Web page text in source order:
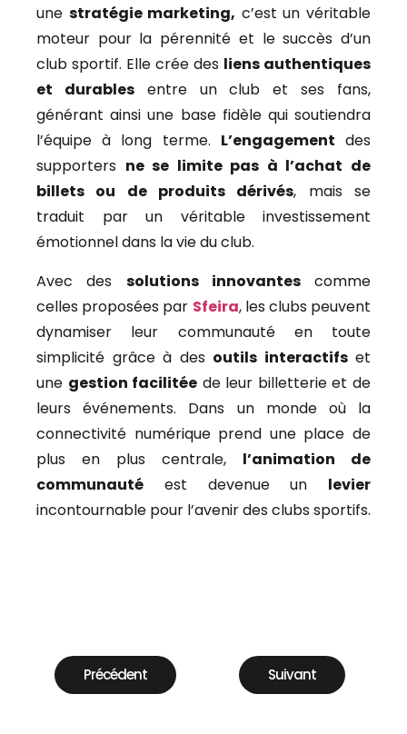
une stratégie marketing, c’est un véritable
moteur pour la pérennité et le succès d’un
club sportif. Elle crée des liens authentiques
et durablesentre un club et ses fans,
générant ainsi une base fidèle qui soutiendra
l’équipe à long terme. L’engagement des
supporters ne se limite pas à l’achat de
billets ou de produits dérivés, mais se
traduit par un véritable investissement
émotionnel dans la vie du club.
Avec des solutions innovantescomme
celles proposées par Sfeira, les clubs peuvent
dynamiser leur communauté en toute
simplicité grâce à des outils interactifset
une gestion facilitée de leur billetterie et de
leurs événements. Dans un monde où la
connectivité numérique prend une place de
plus en plus centrale, l’animation de
communauté est devenue un levier
incontournable pour l’avenir des clubs sportifs.
Précédent Suivant